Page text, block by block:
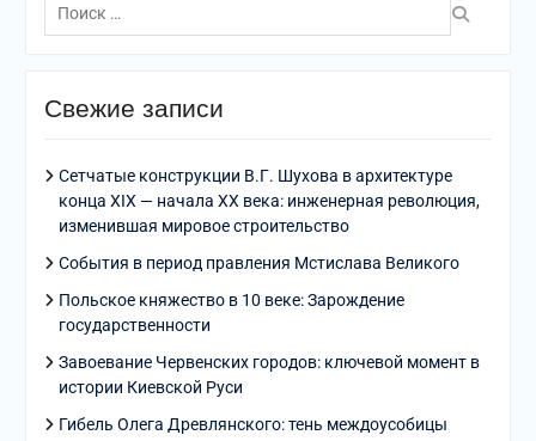
по:
Свежие записи
Сетчатые конструкции В.Г. Шухова в архитектуре
конца XIX — начала XX века: инженерная революция,
изменившая мировое строительство
События в период правления Мстислава Великого
Польское княжество в 10 веке: Зарождение
государственности
Завоевание Червенских городов: ключевой момент в
истории Киевской Руси
Гибель Олега Древлянского: тень междоусобицы